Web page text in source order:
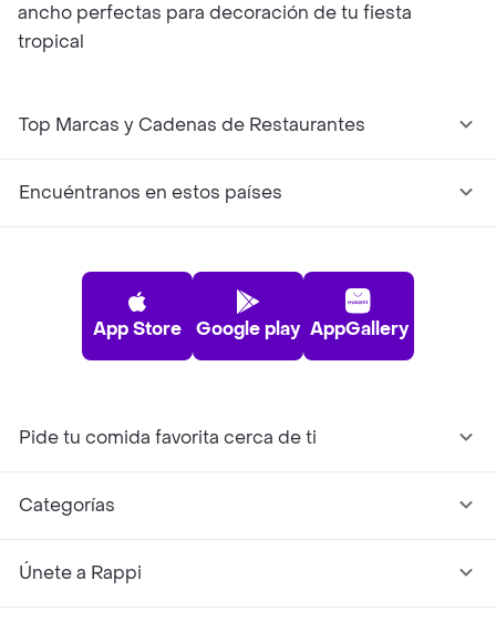
ancho perfectas para decoración de tu fiesta
tropical
Top Marcas y Cadenas de Restaurantes
Encuéntranos en estos países
App Store Google play AppGallery
Pide tu comida favorita cerca de ti
Categorías
Únete a Rappi